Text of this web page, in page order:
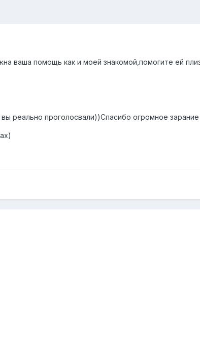
ваша помощь как и моей знакомой,помогите ей
реально проголосвали))Спасибо огромное зарание